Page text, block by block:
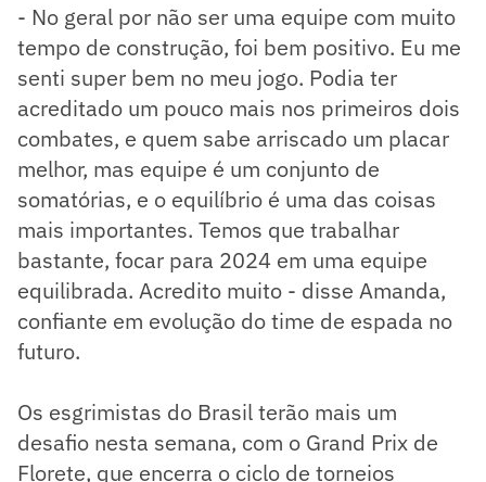
- No geral por não ser uma equipe com muito
tempo de construção, foi bem positivo. Eu me
senti super bem no meu jogo. Podia ter
acreditado um pouco mais nos primeiros dois
combates, e quem sabe arriscado um placar
melhor, mas equipe é um conjunto de
somatórias, e o equilíbrio é uma das coisas
mais importantes. Temos que trabalhar
bastante, focar para 2024 em uma equipe
equilibrada. Acredito muito - disse Amanda,
confiante em evolução do time de espada no
futuro.
Os esgrimistas do Brasil terão mais um
desafio nesta semana, com o Grand Prix de
Florete, que encerra o ciclo de torneios